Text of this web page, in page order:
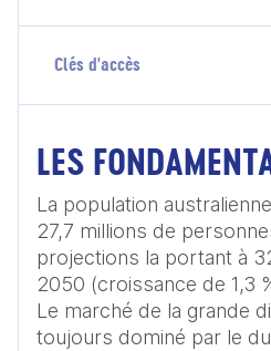
Clés d'accès
LES
La population
27,7 millions de
projections la portant à
2050 (croissance de 1,3
Le marché de la grande
toujours dominé par le